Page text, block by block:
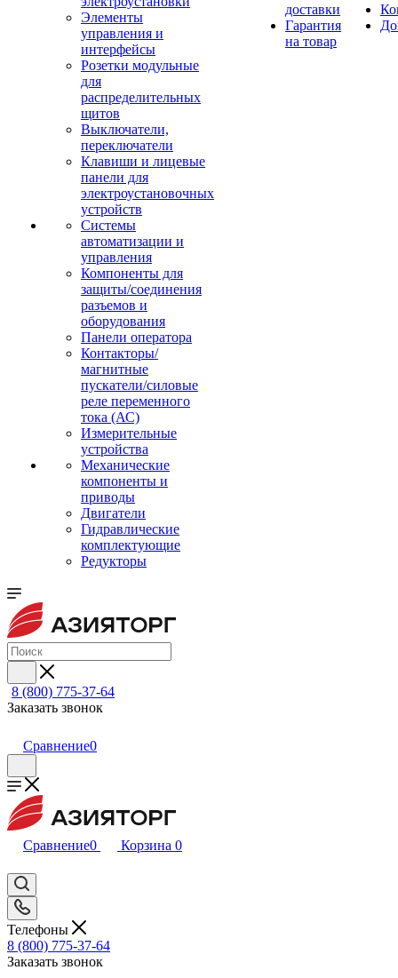
Элементы
управления и
интерфейсы
Розетки модульные
для
распределительных
щитов
Выключатели,
переключатели
Клавиши и лицевые
панели для
электроустановочных
устройств
Системы
автоматизации и
управления
Компоненты для
защиты/соединения
разъемов и
оборудования
Панели оператора
Контакторы/
магнитные
пускатели/силовые
реле переменного
тока (АС)
Измерительные
устройства
Механические
компоненты и
приводы
Двигатели
Гидравлические
комплектующие
Редукторы
доставки
Гарантия
на товар
8 (800) 775-37-64
Заказать звонок
Сравнение0
Сравнение0 Корзина 0
Телефоны
8 (800) 775-37-64
Заказать звонок